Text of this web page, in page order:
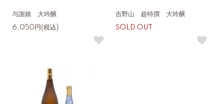
与謝娘 大吟醸
6,050円(税込)
吉野山 超特撰 大吟醸
SOLD OUT